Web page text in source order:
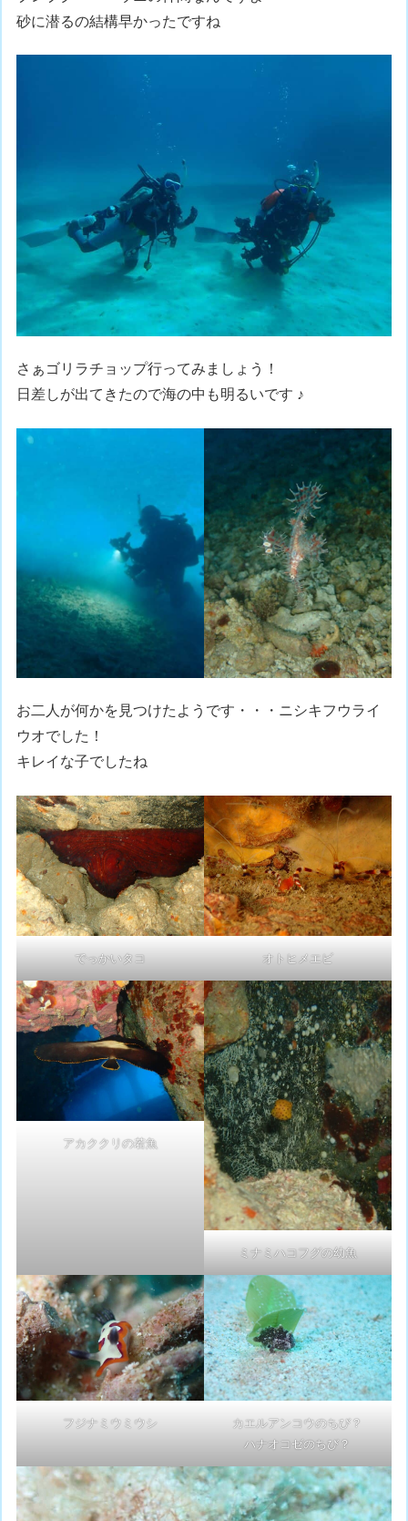
砂に潜るの結構早かったですね
さぁゴリラチョップ行ってみましょう！
日差しが出てきたので海の中も明るいです ♪
お二人が何かを見つけたようです・・・ニシキフウライ
ウオでした！
キレイな子でしたね
でっかいタコ オトヒメエビ
アカククリの若魚
ミナミハコフグの幼魚
フジナミウミウシ
カエルアンコウのちび？
ハナオコゼのちび？